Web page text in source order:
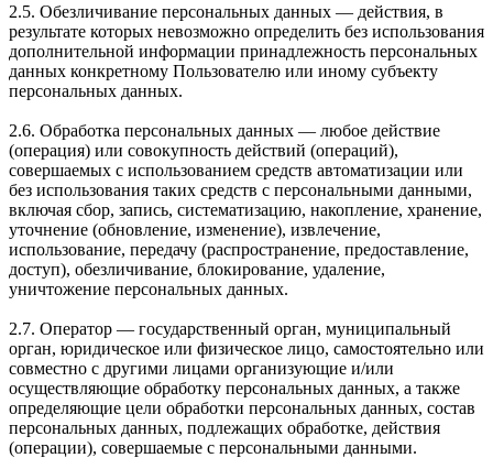
2.5. Обезличивание персональных данных — действия, в
результате которых невозможно определить без использования
дополнительной информации принадлежность персональных
данных конкретному Пользователю или иному субъекту
персональных данных.
2.6. Обработка персональных данных — любое действие
(операция) или совокупность действий (операций),
совершаемых с использованием средств автоматизации или
без использования таких средств с персональными данными,
включая сбор, запись, систематизацию, накопление, хранение,
уточнение (обновление, изменение), извлечение,
использование, передачу (распространение, предоставление,
доступ), обезличивание, блокирование, удаление,
уничтожение персональных данных.
2.7. Оператор — государственный орган, муниципальный
орган, юридическое или физическое лицо, самостоятельно или
совместно с другими лицами организующие и/или
осуществляющие обработку персональных данных, а также
определяющие цели обработки персональных данных, состав
персональных данных, подлежащих обработке, действия
(операции), совершаемые с персональными данными.